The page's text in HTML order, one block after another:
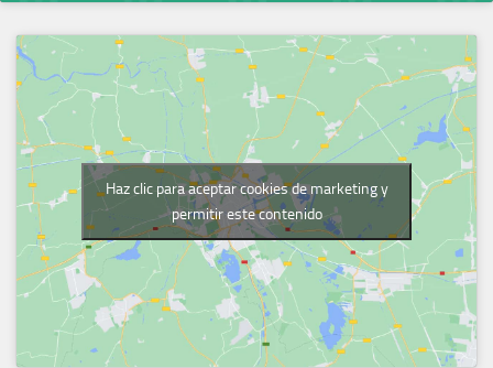
Haz clic para aceptar cookies de marketing y
permitir este contenido